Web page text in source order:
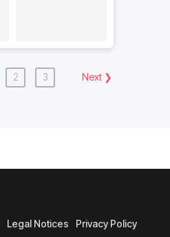
2 3 Next ❯
Legal Notices Privacy Policy